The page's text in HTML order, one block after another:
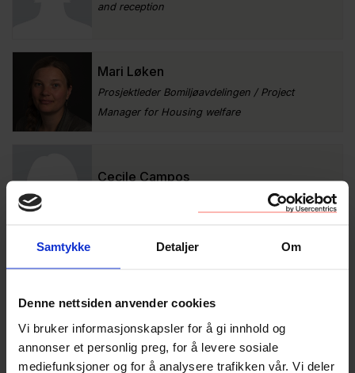
Samtykke Detaljer Om
Denne nettsiden anvender cookies
Vi bruker informasjonskapsler for å gi innhold og
annonser et personlig preg, for å levere sosiale
mediefunksjoner og for å analysere trafikken vår. Vi deler
and reception
Mari Løken
Prosjektleder Bomiljøavdelingen / Project
Manager for Housing welfare
Cecile Campos
Rådgiver Bomiljøavdelingen / Advisor Team
Member for Housing welfare